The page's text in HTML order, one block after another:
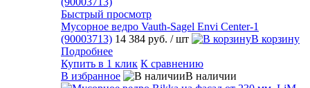
Быстрый просмотр
Мусорное ведро Vauth-Sagel Envi Center-1
(90003713) 14 384 руб. / шт
В корзину
Подробнее
Купить в 1 клик К сравнению
В избранное
В наличии